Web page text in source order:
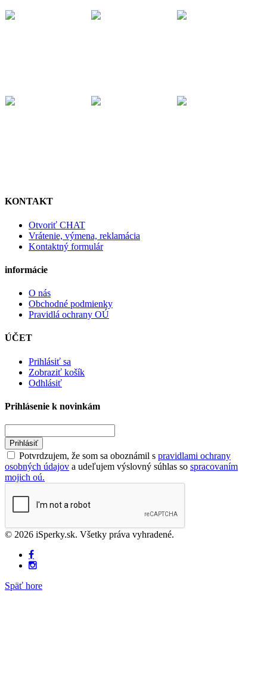
KONTAKT
Otvoriť CHAT
Vrátenie, výmena, reklamácia
Kontaktný formulár
informácie
O nás
Obchodné podmienky
Pravidlá ochrany OÚ
ÚČET
Prihlásiť sa
Zobraziť košík
Odhlásiť
Prihlásenie k novinkám
Prihlásiť
Potvrdzujem, že som sa oboznámil s pravidlami ochrany
osobných údajov a udeľujem výslovný súhlas so spracovaním
mojich oú.
© 2026 iSperky.sk. Všetky práva vyhradené.
Späť hore